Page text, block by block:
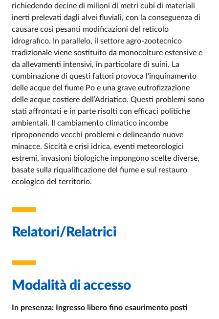
richiedendo decine di milioni di metri cubi di materiali
inerti prelevati dagli alvei fluviali, con la conseguenza di
causare così pesanti modificazioni del reticolo
idrografico. In parallelo, il settore agro-zootecnico
tradizionale viene sostituito da monocolture estensive e
da allevamenti intensivi, in particolare di suini. La
combinazione di questi fattori provoca l’inquinamento
delle acque del fiume Po e una grave eutrofizzazione
delle acque costiere dell’Adriatico. Questi problemi sono
stati affrontati e in parte risolti con efficaci politiche
ambientali. Il cambiamento climatico incombe
riproponendo vecchi problemi e delineando nuove
minacce. Siccità e crisi idrica, eventi meteorologici
estremi, invasioni biologiche impongono scelte diverse,
basate sulla riqualificazione del fiume e sul restauro
ecologico del territorio.
Relatori/Relatrici
Modalità di accesso
In presenza: Ingresso libero fino esaurimento posti